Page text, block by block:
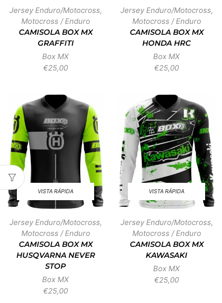
Jersey Enduro/Motocross,
Motocross / Enduro
CAMISOLA BOX MX
GRAFFITI
Box MX
€25,00
Jersey Enduro/Motocross,
Motocross / Enduro
CAMISOLA BOX MX
HONDA HRC
Box MX
€25,00
VISTA RÁPIDA
Jersey Enduro/Motocross,
Motocross / Enduro
CAMISOLA BOX MX
HUSQVARNA NEVER
STOP
Box MX
€25,00
VISTA RÁPIDA
Jersey Enduro/Motocross,
Motocross / Enduro
CAMISOLA BOX MX
KAWASAKI
Box MX
€25,00